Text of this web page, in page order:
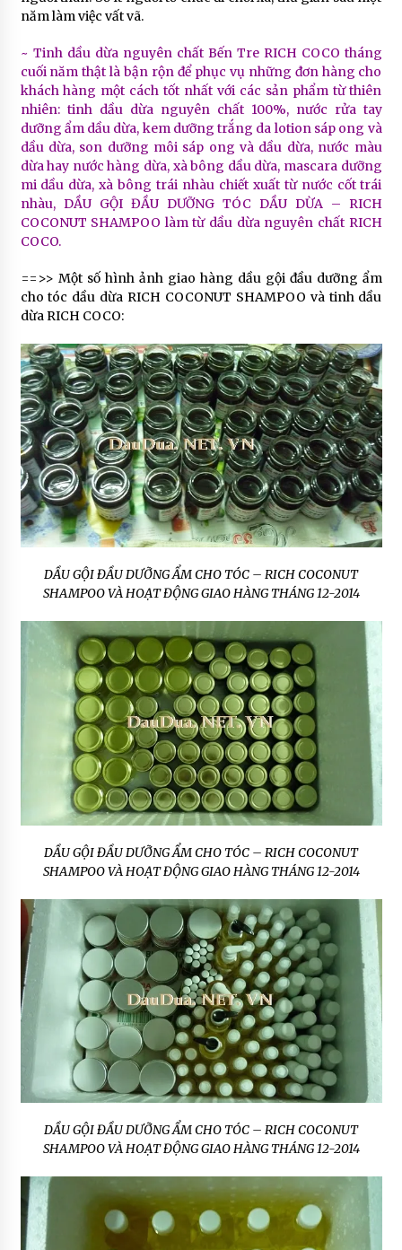
năm làm việc vất vã.
~ Tinh dầu dừa nguyên chất Bến Tre RICH COCO tháng
cuối năm thật là bận rộn để phục vụ những đơn hàng cho
khách hàng một cách tốt nhất với các sản phẩm từ thiên
nhiên: tinh dầu dừa nguyên chất 100%, nước rửa tay
dưỡng ẩm dầu dừa, kem dưỡng trắng da lotion sáp ong và
dầu dừa, son dưỡng môi sáp ong và dầu dừa, nước màu
dừa hay nước hàng dừa, xà bông dầu dừa, mascara dưỡng
mi dầu dừa, xà bông trái nhàu chiết xuất từ nước cốt trái
nhàu, DẦU GỘI ĐẦU DƯỠNG TÓC DẦU DỪA – RICH
COCONUT SHAMPOO làm từ dầu dừa nguyên chất RICH
COCO.
==>> Một số hình ảnh giao hàng dầu gội đầu dưỡng ẩm
cho tóc dầu dừa RICH COCONUT SHAMPOO và tinh dầu
dừa RICH COCO:
DẦU GỘI ĐẦU DƯỠNG ẨM CHO TÓC – RICH COCONUT
SHAMPOO VÀ HOẠT ĐỘNG GIAO HÀNG THÁNG 12-2014
DẦU GỘI ĐẦU DƯỠNG ẨM CHO TÓC – RICH COCONUT
SHAMPOO VÀ HOẠT ĐỘNG GIAO HÀNG THÁNG 12-2014
DẦU GỘI ĐẦU DƯỠNG ẨM CHO TÓC – RICH COCONUT
SHAMPOO VÀ HOẠT ĐỘNG GIAO HÀNG THÁNG 12-2014